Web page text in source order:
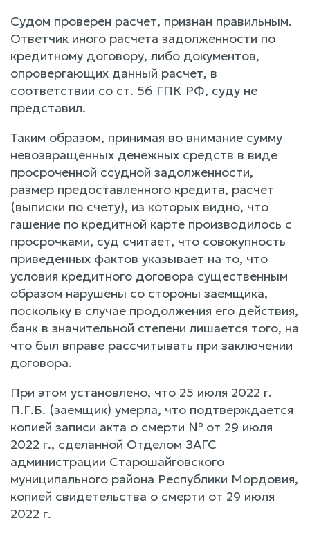
Судом проверен расчет, признан правильным.
Ответчик иного расчета задолженности по
кредитному договору, либо документов,
опровергающих данный расчет, в
соответствии со ст. 56 ГПК РФ, суду не
представил.
Таким образом, принимая во внимание сумму
невозвращенных денежных средств в виде
просроченной ссудной задолженности,
размер предоставленного кредита, расчет
(выписки по счету), из которых видно, что
гашение по кредитной карте производилось с
просрочками, суд считает, что совокупность
приведенных фактов указывает на то, что
условия кредитного договора существенным
образом нарушены со стороны заемщика,
поскольку в случае продолжения его действия,
банк в значительной степени лишается того, на
что был вправе рассчитывать при заключении
договора.
При этом установлено, что 25 июля 2022 г.
П.Г.Б. (заемщик) умерла, что подтверждается
копией записи акта о смерти № от 29 июля
2022 г., сделанной Отделом ЗАГС
администрации Старошайговского
муниципального района Республики Мордовия,
копией свидетельства о смерти от 29 июля
2022 г.